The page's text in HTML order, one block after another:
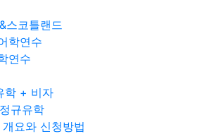
스코틀랜드
학연수
연수
학 + 비자
규유학
개요와 신청방법